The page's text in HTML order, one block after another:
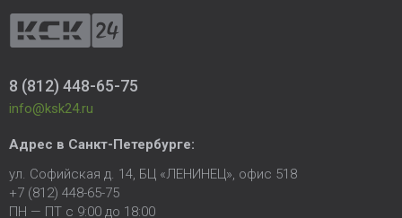
8 (812) 448-65-75
info@ksk24.ru
Адрес в Санкт-Петербурге:
ул. Софийская д. 14, БЦ «ЛЕНИНЕЦ», офис 518
+7 (812) 448-65-75
ПН — ПТ с 9:00 до 18:00